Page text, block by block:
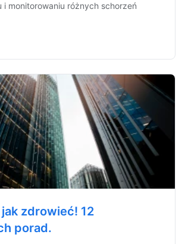
i monitorowaniu różnych schorzeń
zdrowieć! 12
porad.